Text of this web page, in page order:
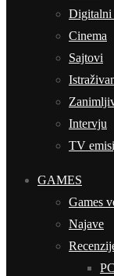
Digitalni
Cinema
Sajtovi
Intervju
TV
GAMES
Games
Najave
PC